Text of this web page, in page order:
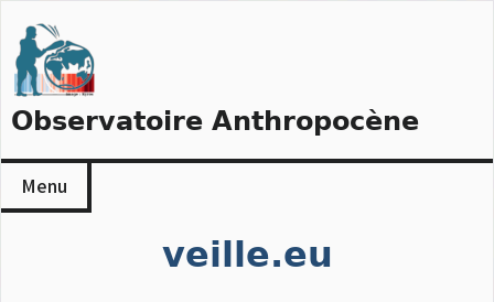
to
content
Observatoire Anthropocène
Menu
veille.eu